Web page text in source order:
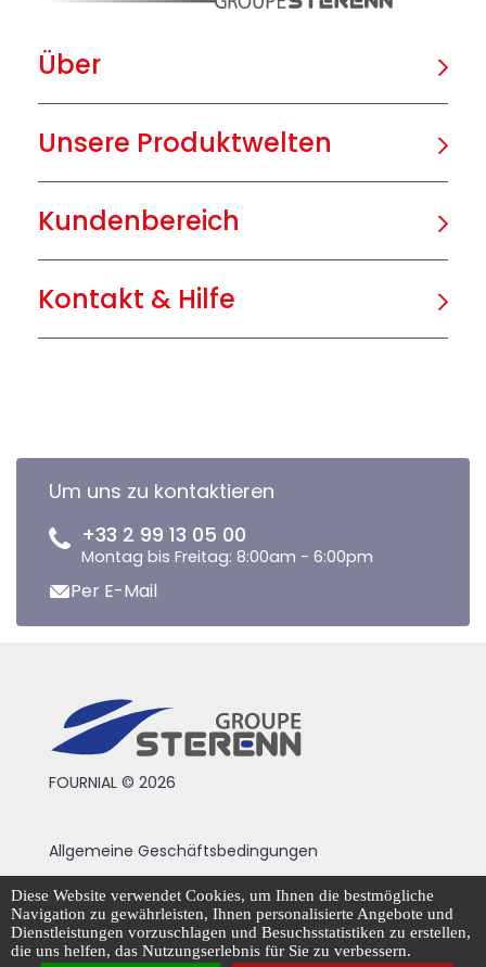
Über
Unsere Produktwelten
Kundenbereich
Kontakt & Hilfe
Um uns zu kontaktieren
+33 2 99 13 05 00
Montag bis Freitag: 8:00am - 6:00pm
Per E-Mail
FOURNIAL © 2026
Allgemeine Geschäftsbedingungen
Rechtliche Hinweise
Datenschutzrichtlinie
Cookie-Management
Diese Website verwendet Cookies, um Ihnen die bestmögliche
Navigation zu gewährleisten, Ihnen personalisierte Angebote und
Dienstleistungen vorzuschlagen und Besuchsstatistiken zu erstellen,
die uns helfen, das Nutzungserlebnis für Sie zu verbessern.